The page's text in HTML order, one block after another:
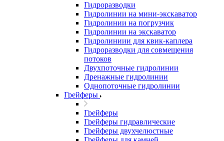
Гидроразводки
Гидролинии на мини-экскаватор
Гидролинии на погрузчик
Гидролинии на экскаватор
Гидролиниии для квик-каплера
Гидроразводки для совмещения
потоков
Двухпоточные гидролинии
Дренажные гидролинии
Однопоточные гидролинии
Грейферы
Грейферы
Грейферы гидравлические
Грейферы двухчелюстные